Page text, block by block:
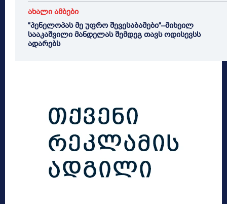
ახალი ამბები
“პენელოპას მე უფრო შევესაბამები“–მიხეილ
სააკაშვილი მანდელას შემდეგ თავს ოდისევსს
ადარებს